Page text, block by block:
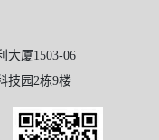
大厦1503-06
技园2栋9楼